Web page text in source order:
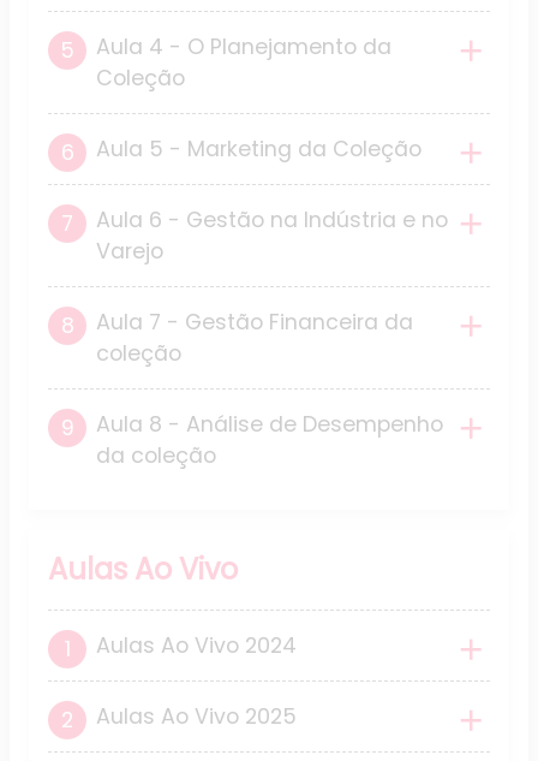
Aula 4 - O Planejamento da
Coleção
Aula 5 - Marketing da Coleção
Aula 6 - Gestão na Indústria e no
Varejo
Aula 7 - Gestão Financeira da
coleção
Aula 8 - Análise de Desempenho
da coleção
Aulas Ao Vivo
Aulas Ao Vivo 2024
Aulas Ao Vivo 2025